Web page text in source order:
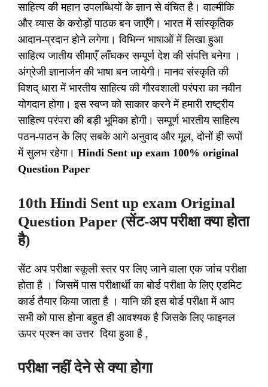
साहित्य की महान उपलब्धियों के ज्ञान से वंचित है। वाल्मीकि
और व्यास के करोड़ों पाठक बन जाएँगे। भारत में सांस्कृतिक
आदान-प्रदान होने लगेगा। विभिन्न भाषाओं में लिखा हुआ
साहित्य जातीय सीमाएँ लाँघकर सम्पूर्ण देश की संपत्ति बनेगा ।
अंग्रेजी ज्ञानार्जन की भाषा बन जायेगी। मानव संस्कृति की
विशद् धारा में भारतीय साहित्य की गौरवशाली परंपरा का नवीन
योगदान होगा। इस स्वप्न को साकार करने में हमारी राष्ट्रीय
साहित्य परंपरा की बड़ी भूमिका होगी। सम्पूर्ण भारतीय साहित्य
पठन-पाठन के लिए सबके आगे अनुवाद और मूल, दोनों ही रूपों
में सुलभ रहेगा। Hindi Sent up exam 100% original
Question Paper
10th Hindi Sent up exam Original
Question Paper (सेंट-अप परीक्षा क्या होता
है)
सेंट अप परीक्षा स्कूली स्तर पर लिए जाने वाला एक जांच परीक्षा
होता है । जिसमें पास परीक्षार्थी का बोर्ड परीक्षा के लिए एडमिट
कार्ड तैयार किया जाता है । यानि की इस बोर्ड परीक्षा में आप
सभी को पास होना बहुत ही आवश्यक है जिसके लिए फाइनल
ऊपर प्रश्न का उत्तर दिया हुआ है ,
परीक्षा नहीं देने से क्या होगा